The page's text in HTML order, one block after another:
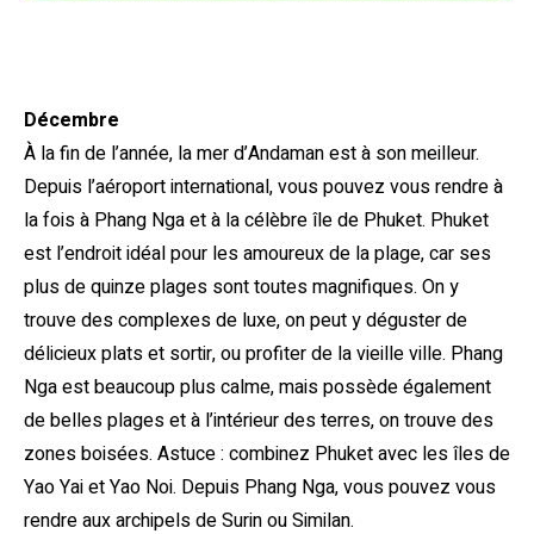
Décembre
À la fin de l’année, la mer d’Andaman est à son meilleur.
Depuis l’aéroport international, vous pouvez vous rendre à
la fois à Phang Nga et à la célèbre île de Phuket. Phuket
est l’endroit idéal pour les amoureux de la plage, car ses
plus de quinze plages sont toutes magnifiques. On y
trouve des complexes de luxe, on peut y déguster de
délicieux plats et sortir, ou profiter de la vieille ville. Phang
Nga est beaucoup plus calme, mais possède également
de belles plages et à l’intérieur des terres, on trouve des
zones boisées. Astuce : combinez Phuket avec les îles de
Yao Yai et Yao Noi. Depuis Phang Nga, vous pouvez vous
rendre aux archipels de Surin ou Similan.